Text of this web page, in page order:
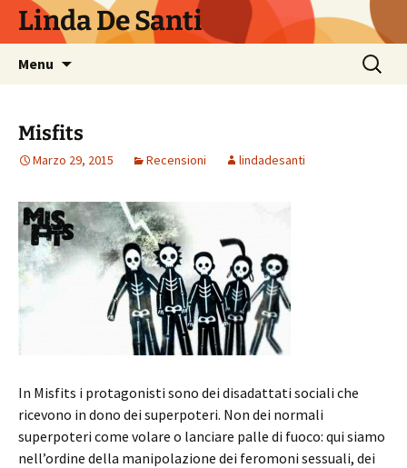
Linda De Santi
Menu
Ricerca
per:
Misfits
Marzo 29, 2015 Recensioni lindadesanti
In Misfits i protagonisti sono dei disadattati sociali che
ricevono in dono dei superpoteri. Non dei normali
superpoteri come volare o lanciare palle di fuoco: qui siamo
nell’ordine della manipolazione dei feromoni sessuali, dei